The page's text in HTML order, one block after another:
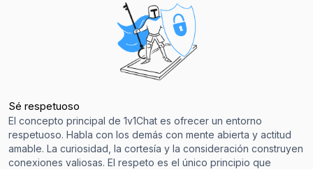
Sé respetuoso
El concepto principal de 1v1Chat es ofrecer un entorno
respetuoso. Habla con los demás con mente abierta y actitud
amable. La curiosidad, la cortesía y la consideración construyen
conexiones valiosas. El respeto es el único principio que